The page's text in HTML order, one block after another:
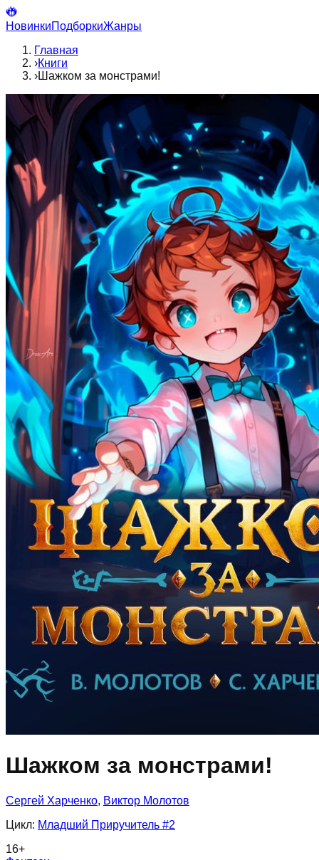
НовинкиПодборкиЖанры
Главная
›Книги
›Шажком за монстрами!
Шажком за монстрами!
Сергей Харченко, Виктор Молотов
Цикл: Младший Приручитель #2
16+